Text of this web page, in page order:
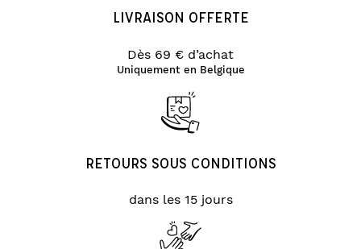
LIVRAISON OFFERTE
Dès 69 € d’achat
Uniquement en Belgique
RETOURS SOUS CONDITIONS
dans les 15 jours